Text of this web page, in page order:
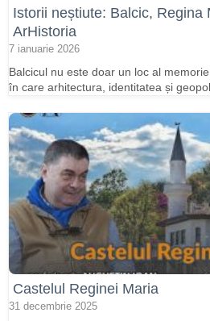
Istorii neștiute: Balcic, Regina
ArHistoria
7 ianuarie 2026
Balcicul nu este doar un loc al
în care arhitectura, identitatea și
Castelul Reginei Maria
31 decembrie 2025